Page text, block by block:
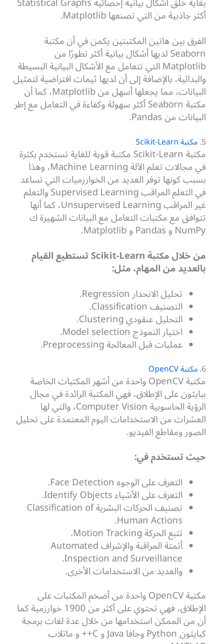
أكثر جاذبية من التي تصنعها Matplotlib.
الفرق بين هاتين المكتبتين يكمن في أن مكتبة
Seaborn لديها أشكال بيانية أكثر تطورًا من
Matplotlib التي تتعامل مع الأشكال البيانية البسيطة
والبدائية، بالإضافة إلى أن لديها ثيمات افتراضية لتمثيل
البيانات، مما يجعلها أسهل من Matplotlib، كما أن
مكتبة Seaborn أكثر سهولة وكفاءة في التعامل مع إطر
البيانات من Pandas.
5. مكتبة Scikit-Learn
مكتبة Scikit-Learn مكتبة قوية للغاية تستخدم بكثرة
في مجالات تعلم الآلة Machine Learning، وهذا
بسبب كونها توفر العديد من الخوارزميات التي تساعد
في التعلم المراقب Supervised Learning والتعلم
غير المراقب Unsupervised Learning، كما أنها
تتوافق مع مكتبات التعامل مع البيانات الشهيرة ك
NumPy و Pandas و Matplotlib.
من خلال مكتبة Scikit-Learn تستطيع القيام
بالعديد من المهام، مثل:
تحليل الانحدار Regression.
التصنيف Classification.
التحليل عنقودي Clustering.
اختيار النموذج Model selection.
عمليات قبل المعالجة Preprocessing.
6. مكتبة OpenCV
مكتبة OpenCV واحدة من أشهر المكتبات الخاصة
ببايثون على الإطلاق، فهي المكتبة الرائدة في مجال
الرؤية الحاسوبية Computer Vision، والتي لها
العشرات من الاستخدامات اليوم المعتمدة على تحليل
الصور ومقاطع الفيديو.
حيث تستخدم في:
التعرف على الوجوه Face Detection.
التعرف على الأشياء Identify Objects.
تصنيف الحركات البشرية Classification of
Human Actions.
تتبع الحركة Motion Tracking.
أتمتة المراقبة والإشراف Automated
Inspection and Surveillance.
والعديد من الاستخدامات الأخرى.
مكتبة OpenCV واحدة من أضخم المكتبات على
الإطلاق، فهي تحتوي على أكثر من 1900 خوارزمية كما
أن من الممكن استخدامها من خلال عدة لغات برمجة
كبايثون Python وجافا Java و C++ و ماتلاب